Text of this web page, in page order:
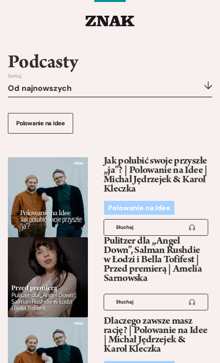
Podcasty
Sortuj
Od najnowszych
Polowanie na Idee
Jak polubić swoje przyszłe
„ja”? | Polowanie na Idee |
Michał Jędrzejek & Karol
Kleczka
Polowanie na Idee
Słuchaj
Pulitzer dla „Angel
Down”, Salman Rushdie
w Łodzi i Bella Tofifest |
Przed premierą | Amelia
Sarnowska
Słuchaj
Dlaczego zawsze masz
rację? | Polowanie na Idee
| Michał Jędrzejek &
Karol Kleczka